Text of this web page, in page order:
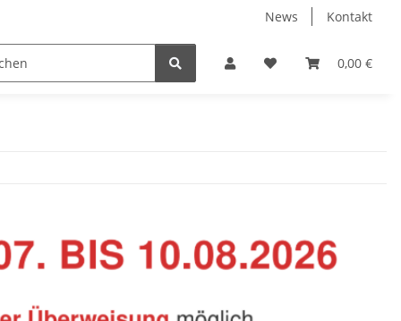
News Kontakt
0,00 €
Belüftung & Entlüftung